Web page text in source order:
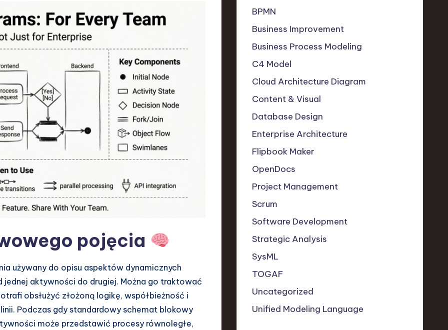
pojęcia
używany do opisu aspektów dynamicznych
jednej aktywności do drugiej. Można go traktować
obsłużyć złożoną logikę, współbieżność i
Podczas gdy standardowy schemat blokowy
może przedstawić procesy równoległe,
BPMN
Business Improvement
Business Process Modeling
C4 Model
Cloud Architecture Diagram
Content & Visual
Database Design
Enterprise Architecture
Flipbook Maker
OpenDocs
Project Management
Scrum
Software Development
Strategic Analysis
SysML
TOGAF
Uncategorized
Unified Modeling Language